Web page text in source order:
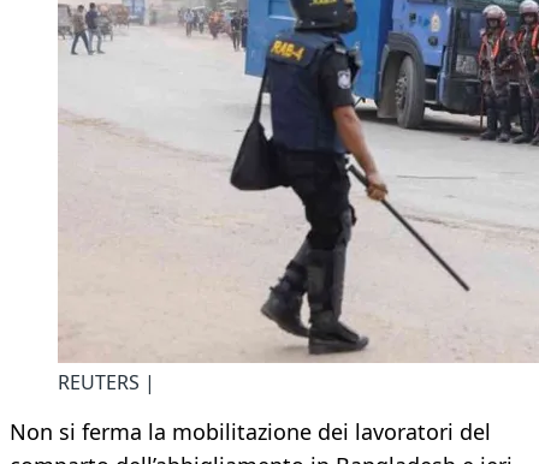
REUTERS |
Non si ferma la mobilitazione dei lavoratori del